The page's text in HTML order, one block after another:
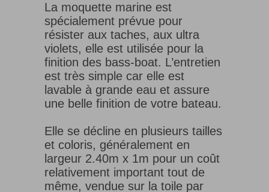
La moquette marine est
spécialement prévue pour
résister aux taches, aux ultra
violets, elle est utilisée pour la
finition des bass-boat. L’entretien
est très simple car elle est
lavable à grande eau et assure
une belle finition de votre bateau.
Elle se décline en plusieurs tailles
et coloris, généralement en
largeur 2.40m x 1m pour un coût
relativement important tout de
même, vendue sur la toile par